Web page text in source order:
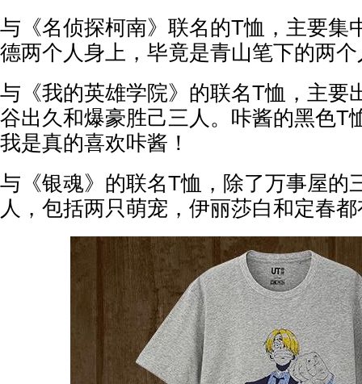
与《名侦探柯南》联名的T恤，主要集
德两个人身上，毕竟是青山笔下的两
与《我的英雄学院》的联名T恤，主要
谷出久和爆豪胜己三人。咔酱的黑色T
我是真的喜欢咔酱！
与《银魂》的联名T恤，除了万事屋的
人，包括两只萌宠，伊丽莎白和定春